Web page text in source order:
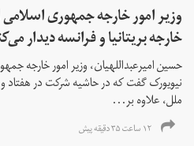
وزیر امور خارجه جمهوری اسلامی
خارجه بریتانیا و فرانسه دیدار
حسین امیرعبداللهیان، وزیر امور خارجه
نیویورک گفت که در حاشیه شرکت در
ملل، علاوه بر...
۱۲ ساعت ۳۵ دقیقه پیش